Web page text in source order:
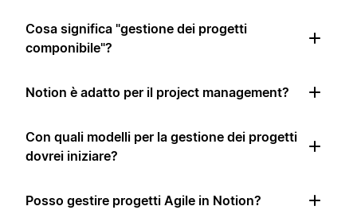
Cosa significa "gestione dei progetti
componibile"?
Notion è adatto per il project management?
Con quali modelli per la gestione dei progetti
dovrei iniziare?
Posso gestire progetti Agile in Notion?